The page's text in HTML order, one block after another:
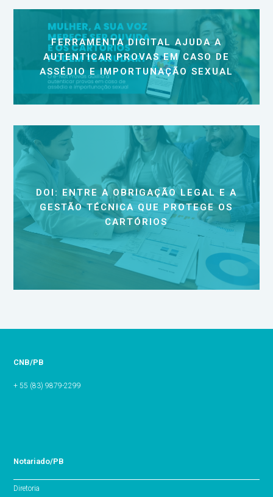
FERRAMENTA DIGITAL AJUDA A
AUTENTICAR PROVAS EM CASO DE
ASSÉDIO E IMPORTUNAÇÃO SEXUAL
DOI: ENTRE A OBRIGAÇÃO LEGAL E A
GESTÃO TÉCNICA QUE PROTEGE OS
CARTÓRIOS
CNB/PB
+ 55 (83) 9879-2299
Notariado/PB
Diretoria